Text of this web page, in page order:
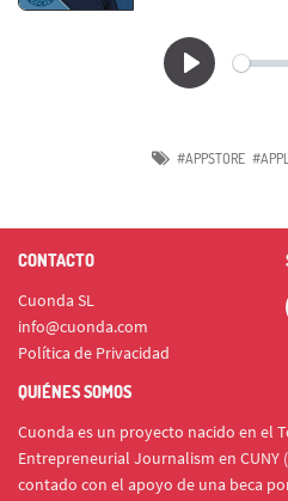
#APPSTORE
CONTACTO
Cuonda SL
info@cuonda.com
Política de Privacidad
QUIÉNES SOMOS
Cuonda es un proyecto nacido en el
Entrepreneurial Journalism en CUNY
contado con el apoyo de una beca